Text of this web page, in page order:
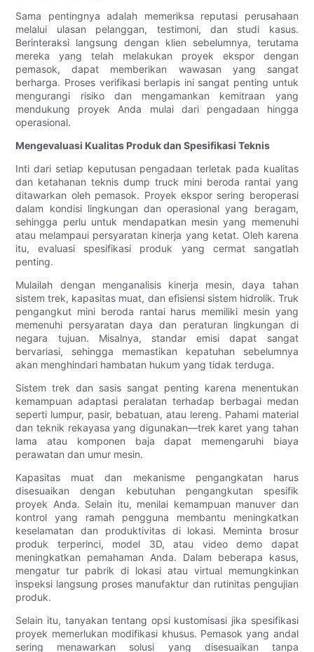
Sama pentingnya adalah memeriksa reputasi perusahaan
melalui ulasan pelanggan, testimoni, dan studi kasus.
Berinteraksi langsung dengan klien sebelumnya, terutama
mereka yang telah melakukan proyek ekspor dengan
pemasok, dapat memberikan wawasan yang sangat
berharga. Proses verifikasi berlapis ini sangat penting untuk
mengurangi risiko dan mengamankan kemitraan yang
mendukung proyek Anda mulai dari pengadaan hingga
operasional.
Mengevaluasi Kualitas Produk dan Spesifikasi Teknis
Inti dari setiap keputusan pengadaan terletak pada kualitas
dan ketahanan teknis dump truck mini beroda rantai yang
ditawarkan oleh pemasok. Proyek ekspor sering beroperasi
dalam kondisi lingkungan dan operasional yang beragam,
sehingga perlu untuk mendapatkan mesin yang memenuhi
atau melampaui persyaratan kinerja yang ketat. Oleh karena
itu, evaluasi spesifikasi produk yang cermat sangatlah
penting.
Mulailah dengan menganalisis kinerja mesin, daya tahan
sistem trek, kapasitas muat, dan efisiensi sistem hidrolik. Truk
pengangkut mini beroda rantai harus memiliki mesin yang
memenuhi persyaratan daya dan peraturan lingkungan di
negara tujuan. Misalnya, standar emisi dapat sangat
bervariasi, sehingga memastikan kepatuhan sebelumnya
akan menghindari hambatan hukum yang tidak terduga.
Sistem trek dan sasis sangat penting karena menentukan
kemampuan adaptasi peralatan terhadap berbagai medan
seperti lumpur, pasir, bebatuan, atau lereng. Pahami material
dan teknik rekayasa yang digunakan—trek karet yang tahan
lama atau komponen baja dapat memengaruhi biaya
perawatan dan umur mesin.
Kapasitas muat dan mekanisme pengangkatan harus
disesuaikan dengan kebutuhan pengangkutan spesifik
proyek Anda. Selain itu, menilai kemampuan manuver dan
kontrol yang ramah pengguna membantu meningkatkan
keselamatan dan produktivitas di lokasi. Meminta brosur
produk terperinci, model 3D, atau video demo dapat
meningkatkan pemahaman Anda. Dalam beberapa kasus,
mengatur tur pabrik di lokasi atau virtual memungkinkan
inspeksi langsung proses manufaktur dan rutinitas pengujian
produk.
Selain itu, tanyakan tentang opsi kustomisasi jika spesifikasi
proyek memerlukan modifikasi khusus. Pemasok yang andal
sering menawarkan solusi yang disesuaikan tanpa